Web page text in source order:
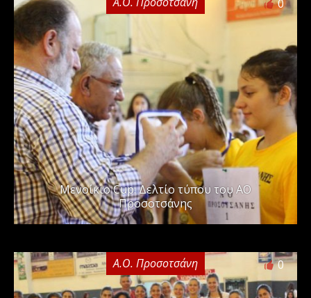
0
Μενοίκιο Cup: Δελτίο τύπου του ΑΟ
Προσοτσάνης
Α.Ο. Προσοτσάνη 0